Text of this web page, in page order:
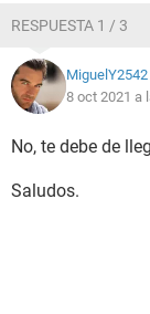
RESPUESTA 1 / 3
MiguelY2542
8 oct 2021 a
No, te debe de
Saludos.